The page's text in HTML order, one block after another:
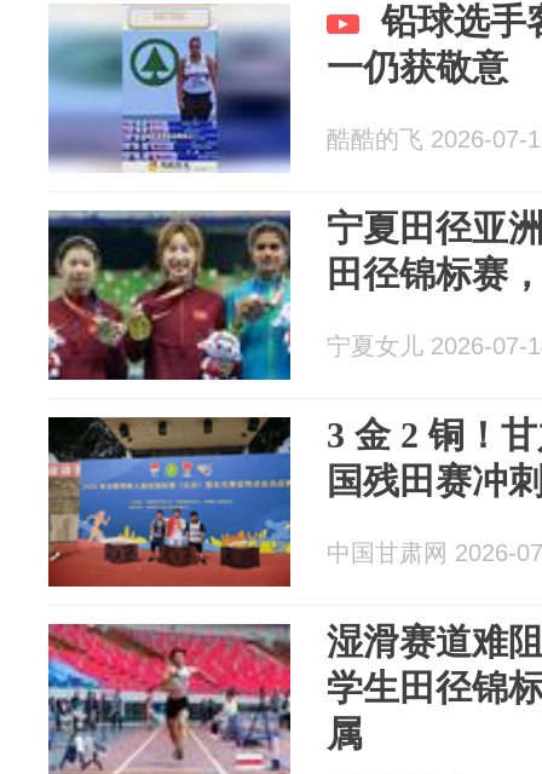
铅球选手
一仍获敬意
酷酷的飞 2026-07-
宁夏田径亚
田径锦标赛
宁夏女儿 2026-07-
3 金 2 铜！
国残田赛冲
中国甘肃网 2026-
湿滑赛道难
学生田径锦
属